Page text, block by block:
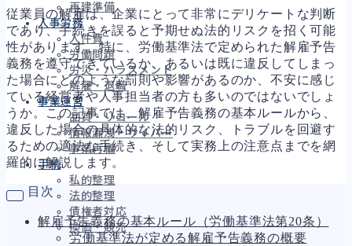
再建準備
人事労務
人件費
労働問題
労災・ハラスメント
解雇・退職
事業運営
品質・リコール
情報漏洩・サイバー
事業再編
手続
私的整理
法的整理
債権者対応
換価・競売
従業員の解雇は、企業にとって非常にデリケートな判断
であり、手続きを誤ると予期せぬ法的リスクを招く可能
性があります。特に、労働基準法で定められた解雇予告
義務を遵守できているか、あるいは既に違反してしまっ
た場合にどのような罰則や影響があるのか、不安に感じ
ている経営者や人事担当者の方も多いのではないでしょ
うか。この記事では、解雇予告義務の基本ルールから、
違反した場合の具体的な法的リスク、トラブルを回避す
るための適法な手続き、そして実務上の注意点までを網
羅的に解説します。
目次
解雇予告義務の基本ルール（労働基準法第20条）
労働基準法が定める解雇予告義務の概要